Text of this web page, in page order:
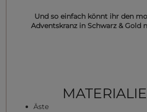
Und so einfach könnt ihr den
Adventskranz in Schwarz & Gold
Äste